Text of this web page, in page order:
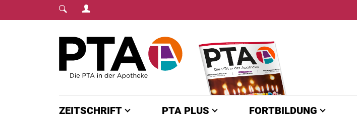
Login Menu
ZEITSCHRIFT PTA PLUS FORTBILDUNG